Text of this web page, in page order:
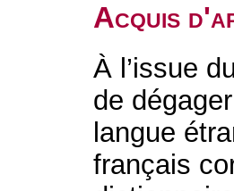
Acquis
À l’issue
de
langue
français